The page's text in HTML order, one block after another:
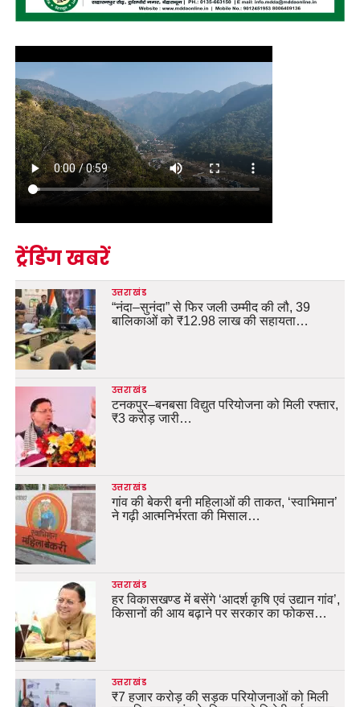
ट्रेंडिंग खबरें
उत्तराखंड
“नंदा–सुनंदा” से फिर जली उम्मीद की लौ, 39
बालिकाओं को ₹12.98 लाख की सहायता…
उत्तराखंड
टनकपुर–बनबसा विद्युत परियोजना को मिली रफ्तार,
₹3 करोड़ जारी…
उत्तराखंड
गांव की बेकरी बनी महिलाओं की ताकत, ‘स्वाभिमान’
ने गढ़ी आत्मनिर्भरता की मिसाल…
उत्तराखंड
हर विकासखण्ड में बसेंगे ‘आदर्श कृषि एवं उद्यान गांव’,
किसानों की आय बढ़ाने पर सरकार का फोकस…
उत्तराखंड
₹7 हजार करोड़ की सड़क परियोजनाओं को मिली